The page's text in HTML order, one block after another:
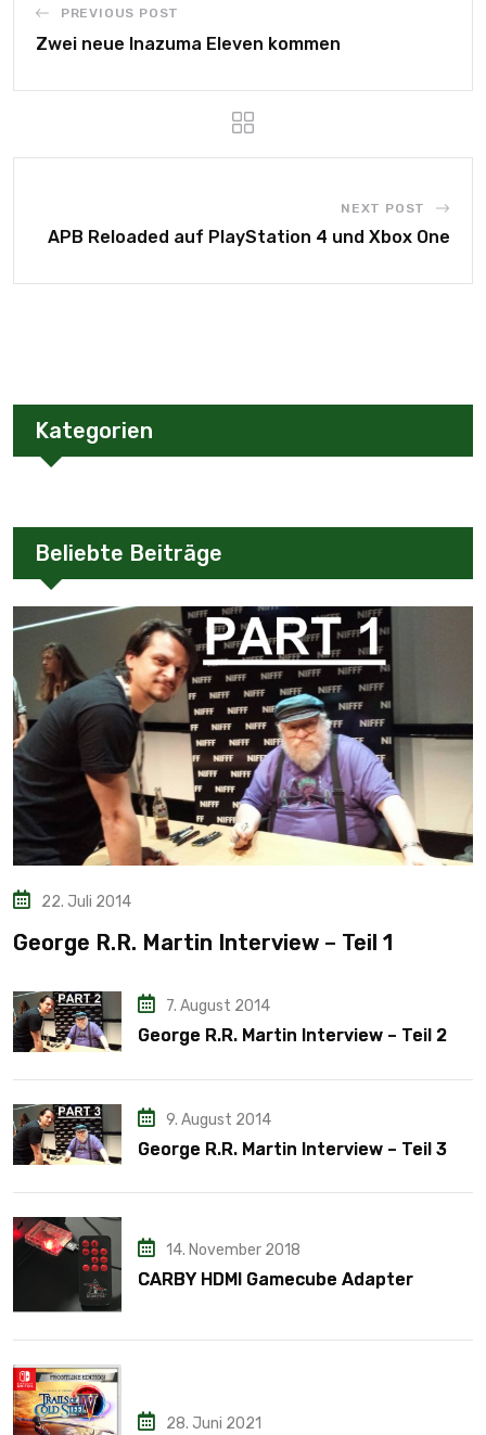
PREVIOUS POST
Zwei neue Inazuma Eleven kommen
NEXT POST
APB Reloaded auf PlayStation 4 und Xbox One
Kategorien
Beliebte Beiträge
22. Juli 2014
George R.R. Martin Interview – Teil 1
7. August 2014
George R.R. Martin Interview – Teil 2
9. August 2014
George R.R. Martin Interview – Teil 3
14. November 2018
CARBY HDMI Gamecube Adapter
28. Juni 2021